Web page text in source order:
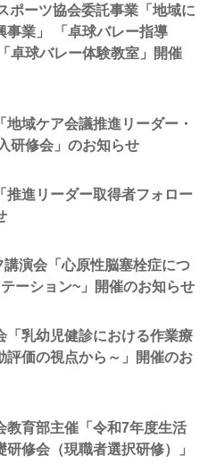
ポーツ協会委託事業「地域に
事業」 「卓球バレー指導
卓球バレー体験教室」開催
域ケア会議推進リーダー・
研修会」のお知らせ
推進リーダー取得者フォロー
演会「心原性脳塞栓症につ
ーション~」開催のお知らせ
「乳幼児健診における作業療
価の視点から～」開催のお
教育部主催「令和7年度生活
修会（現職者選択研修）」